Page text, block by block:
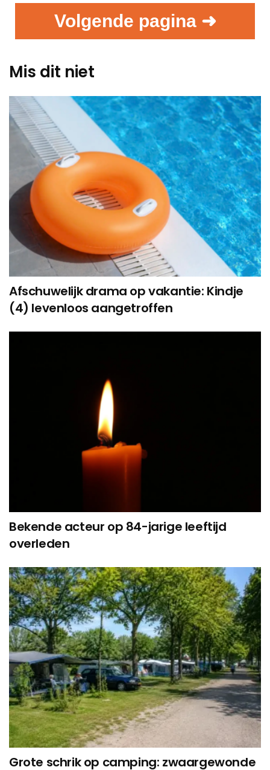
Volgende pagina ➜
Mis dit niet
Afschuwelijk drama op vakantie: Kindje
(4) levenloos aangetroffen
Bekende acteur op 84-jarige leeftijd
overleden
Grote schrik op camping: zwaargewonde